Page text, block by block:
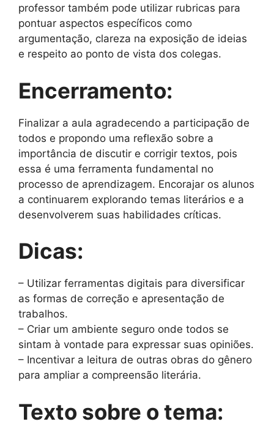
professor também pode utilizar rubricas para
pontuar aspectos específicos como
argumentação, clareza na exposição de ideias
e respeito ao ponto de vista dos colegas.
Encerramento:
Finalizar a aula agradecendo a participação de
todos e propondo uma reflexão sobre a
importância de discutir e corrigir textos, pois
essa é uma ferramenta fundamental no
processo de aprendizagem. Encorajar os alunos
a continuarem explorando temas literários e a
desenvolverem suas habilidades críticas.
Dicas:
– Utilizar ferramentas digitais para diversificar
as formas de correção e apresentação de
trabalhos.
– Criar um ambiente seguro onde todos se
sintam à vontade para expressar suas opiniões.
– Incentivar a leitura de outras obras do gênero
para ampliar a compreensão literária.
Texto sobre o tema: